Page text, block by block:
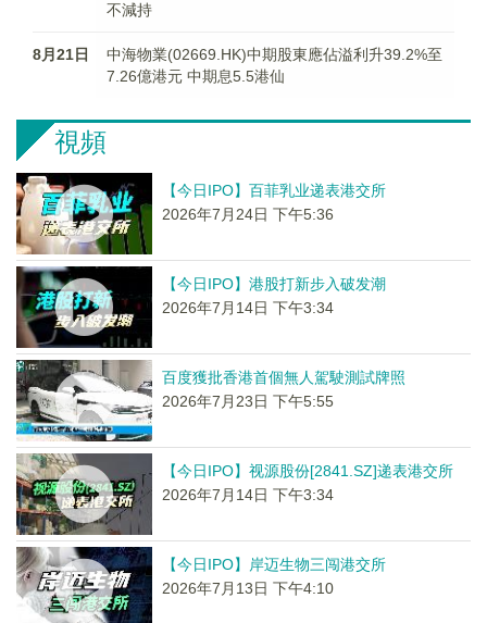
不減持
8月21日
中海物業(02669.HK)中期股東應佔溢利升39.2%至
7.26億港元 中期息5.5港仙
視頻
【今日IPO】百菲乳业递表港交所
2026年7月24日 下午5:36
【今日IPO】港股打新步入破发潮
2026年7月14日 下午3:34
百度獲批香港首個無人駕駛測試牌照
2026年7月23日 下午5:55
【今日IPO】视源股份[2841.SZ]递表港交所
2026年7月14日 下午3:34
【今日IPO】岸迈生物三闯港交所
2026年7月13日 下午4:10